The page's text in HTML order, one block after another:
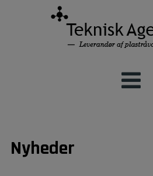
Nyheder